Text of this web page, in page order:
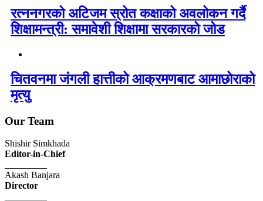
रत्ननगरको अटिजम स्रोत कक्षाको अवलोकन गर्दै
शिक्षामन्त्री: समावेशी शिक्षामा सरकारको जोड
चितवनमा जंगली हात्तीको आक्रमणबाट आमाछोराको
मृत्यु
Our Team
Shishir Simkhada
Editor-in-Chief
Akash Banjara
Director